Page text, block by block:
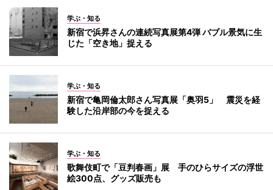
学ぶ・知る
新宿で浜昇さんの連続写真展第4弾 バブル景気に生
じた「空き地」捉える
学ぶ・知る
新宿で亀岡倫太郎さん写真展「奥羽5」 震災を経
験した沿岸部の今を捉える
学ぶ・知る
歌舞伎町で「豆判春画」展 手のひらサイズの浮世
絵300点、グッズ販売も